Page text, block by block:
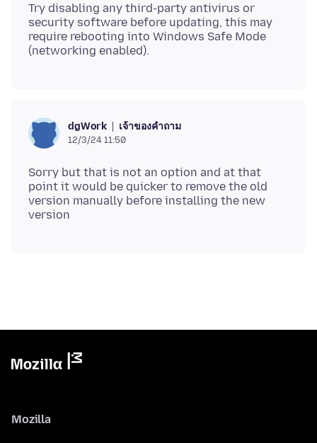
Try disabling any third-party antivirus or
security software before updating, this may
require rebooting into Windows Safe Mode
dgWork เจ้าของคำถาม
12/3/24 11:50
Sorry but that is not an option and at that
point it would be quicker to remove the old
version manually before installing the new
Mozilla